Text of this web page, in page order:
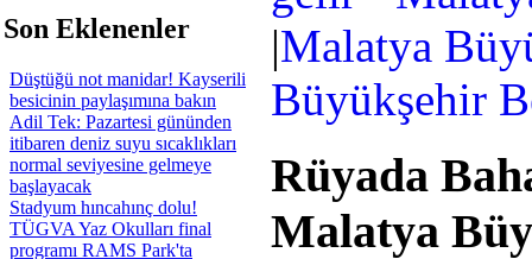
Eklenenler
Düştüğü not manidar! Kayserili
besicinin paylaşımına bakın
Adil Tek: Pazartesi gününden
itibaren deniz suyu sıcaklıkları
normal seviyesine gelmeye
başlayacak
Stadyum hıncahınç dolu!
TÜGVA Yaz Okulları final
programı RAMS Park'ta
|Malatya
Büyükşehir
Rüyada
Malatya